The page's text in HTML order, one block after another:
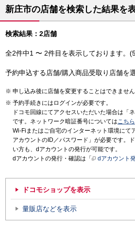
新庄市の店舗を検索した結果を
検索結果：2店舗
全2件中1 〜 2件目を表示しております。
予約申込する店舗/購入商品受取り店舗を
申し込み後に店舗を変更することはできません
予約手続きにはログインが必要です。
ドコモ回線にてアクセスいただいた場合は「
です。ネットワーク暗証番号についてはこちら
Wi-Fiまたはご自宅のインターネット環境にて
アカウントのID／パスワード」が必要です。
い方も、dアカウントの発行が可能です。
dアカウントの発行・確認は「
dアカウント
ドコモショップを表示
量販店などを表示